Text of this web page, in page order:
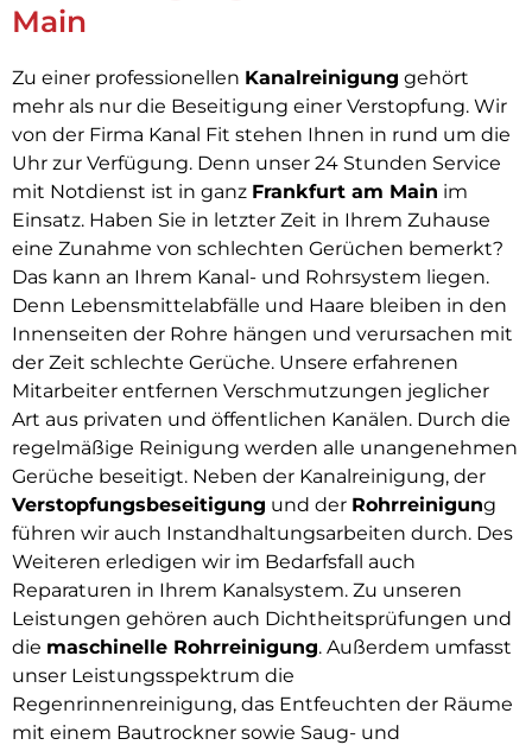
Main
Zu einer professionellen Kanalreinigung gehört
mehr als nur die Beseitigung einer Verstopfung. Wir
von der Firma Kanal Fit stehen Ihnen in rund um die
Uhr zur Verfügung. Denn unser 24 Stunden Service
mit Notdienst ist in ganz Frankfurt am Main im
Einsatz. Haben Sie in letzter Zeit in Ihrem Zuhause
eine Zunahme von schlechten Gerüchen bemerkt?
Das kann an Ihrem Kanal- und Rohrsystem liegen.
Denn Lebensmittelabfälle und Haare bleiben in den
Innenseiten der Rohre hängen und verursachen mit
der Zeit schlechte Gerüche. Unsere erfahrenen
Mitarbeiter entfernen Verschmutzungen jeglicher
Art aus privaten und öffentlichen Kanälen. Durch die
regelmäßige Reinigung werden alle unangenehmen
Gerüche beseitigt. Neben der Kanalreinigung, der
Verstopfungsbeseitigung und der Rohrreinigung
führen wir auch Instandhaltungsarbeiten durch. Des
Weiteren erledigen wir im Bedarfsfall auch
Reparaturen in Ihrem Kanalsystem. Zu unseren
Leistungen gehören auch Dichtheitsprüfungen und
die maschinelle Rohrreinigung. Außerdem umfasst
unser Leistungsspektrum die
Regenrinnenreinigung, das Entfeuchten der Räume
mit einem Bautrockner sowie Saug- und